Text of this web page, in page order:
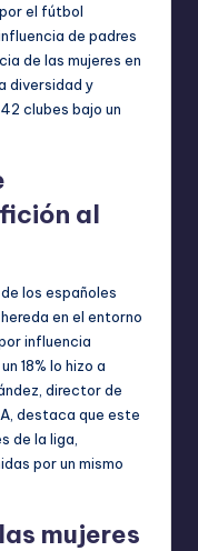
el fútbol
de padres
de las mujeres en
diversidad y
clubes bajo un
al
los españoles
en el entorno
influencia
18% lo hizo a
director de
destaca que este
de la liga,
por un mismo
mujeres